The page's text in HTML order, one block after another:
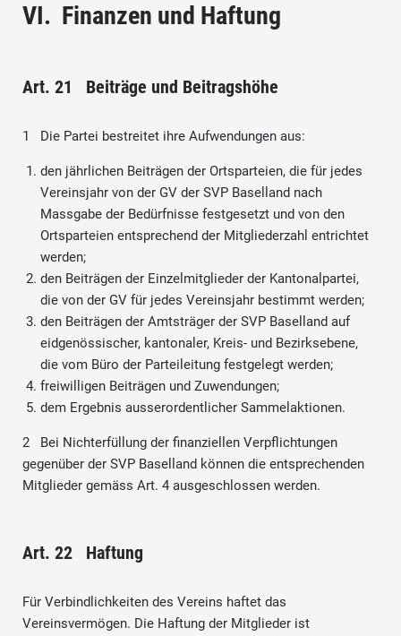
VI. Finanzen und Haftung
Art. 21 Beiträge und Beitragshöhe
1 Die Partei bestreitet ihre Aufwendungen aus:
den jährlichen Beiträgen der Ortsparteien, die für jedes
Vereinsjahr von der GV der SVP Baselland nach
Massgabe der Bedürfnisse festgesetzt und von den
Ortsparteien entsprechend der Mitgliederzahl entrichtet
werden;
den Beiträgen der Einzelmitglieder der Kantonalpartei,
die von der GV für jedes Vereinsjahr bestimmt werden;
den Beiträgen der Amtsträger der SVP Baselland auf
eidgenössischer, kantonaler, Kreis- und Bezirksebene,
die vom Büro der Parteileitung festgelegt werden;
freiwilligen Beiträgen und Zuwendungen;
dem Ergebnis ausserordentlicher Sammelaktionen.
2 Bei Nichterfüllung der finanziellen Verpflichtungen
gegenüber der SVP Baselland können die entsprechenden
Mitglieder gemäss Art. 4 ausgeschlossen werden.
Art. 22 Haftung
Für Verbindlichkeiten des Vereins haftet das
Vereinsvermögen. Die Haftung der Mitglieder ist